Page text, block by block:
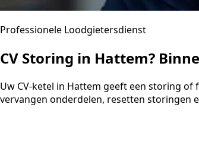
Professionele Loodgietersdienst
CV Storing in Hattem?
Uw CV-ketel in Hattem geeft een storing
vervangen onderdelen, resetten storingen